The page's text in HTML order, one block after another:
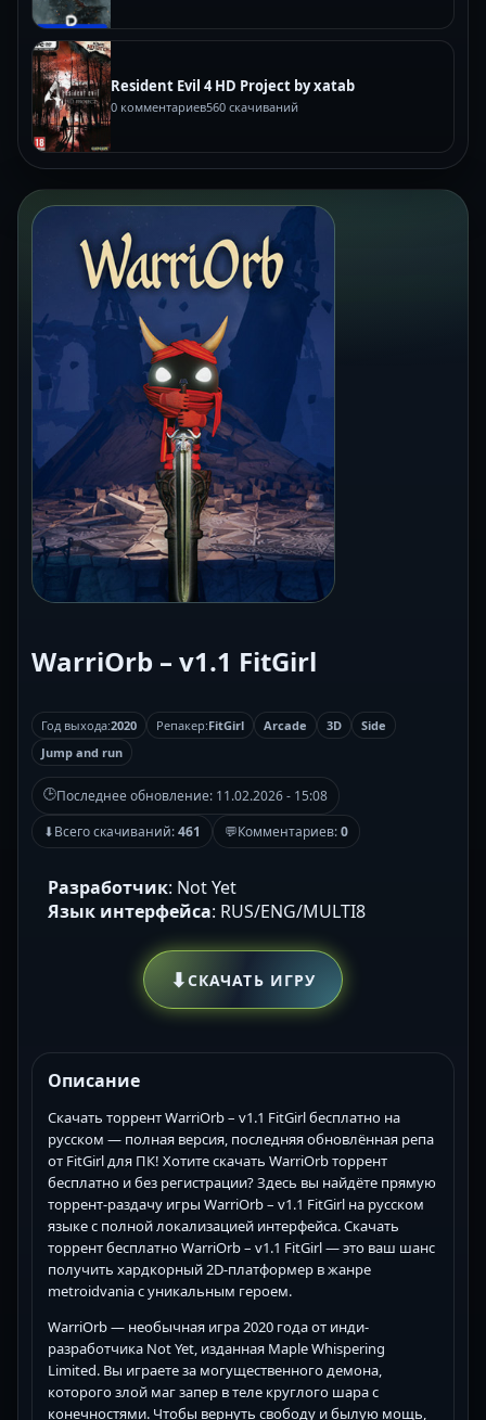
Resident Evil 4 HD Project by xatab
0 комментариев560 скачиваний
WarriOrb – v1.1 FitGirl
Год выхода:2020 Репакер:FitGirl Arcade 3D
Side
Jump and run
🕒Последнее обновление: 11.02.2026 - 15:08
⬇Всего скачиваний:461 💬Комментариев:0
Разработчик: Not Yet
Язык интерфейса: RUS/ENG/MULTI8
⬇СКАЧАТЬ ИГРУ
Описание
Скачать торрент WarriOrb – v1.1 FitGirl бесплатно на
русском — полная версия, последняя обновлённая репа
от FitGirl для ПК! Хотите скачать WarriOrb торрент
бесплатно и без регистрации? Здесь вы найдёте прямую
торрент-раздачу игры WarriOrb – v1.1 FitGirl на русском
языке с полной локализацией интерфейса. Скачать
торрент бесплатно WarriOrb – v1.1 FitGirl — это ваш шанс
получить хардкорный 2D-платформер в жанре
metroidvania с уникальным героем.
WarriOrb — необычная игра 2020 года от инди-
разработчика Not Yet, изданная Maple Whispering
Limited. Вы играете за могущественного демона,
которого злой маг запер в теле круглого шара с
конечностями. Чтобы вернуть свободу и былую мощь,